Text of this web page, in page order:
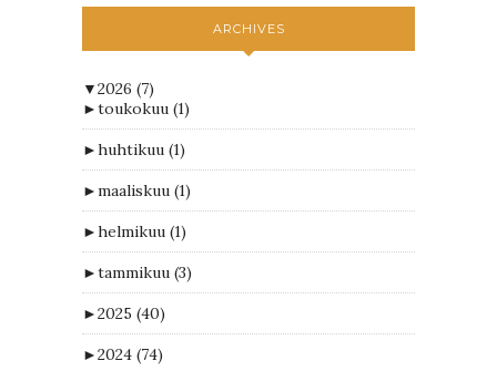
ARCHIVES
▼2026 (7)
►toukokuu (1)
►huhtikuu (1)
►maaliskuu (1)
►helmikuu (1)
►tammikuu (3)
►2025 (40)
►2024 (74)